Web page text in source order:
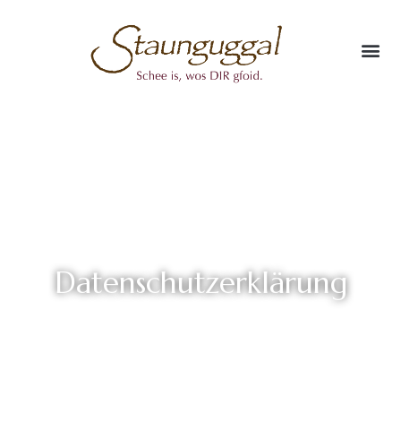
Datenschutzerklärung